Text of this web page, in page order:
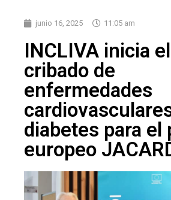
junio 16, 2025 11:05 am
INCLIVA inicia
cribado de
enfermedades
diabetes para el
europeo